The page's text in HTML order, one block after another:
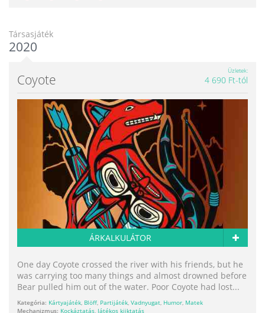
Társasjáték
2020
Coyote
Üzletek
4 690 Ft-tól
ÁRKALKULÁTOR
One day Coyote crossed the river with his friends, but he
was carrying too many things and almost drowned before
Bear pulled him out of the water. Poor Coyote had lost...
Kategória: Kártyajáték, Blöff, Partijáték, Vadnyugat, Humor, Matek
Mechanizmus: Kockáztatás, Játékos kiiktatás